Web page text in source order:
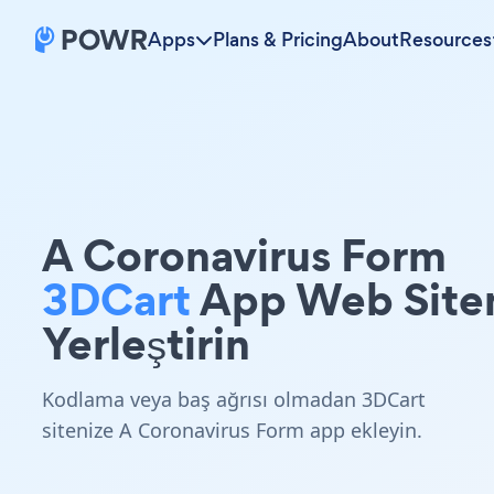
Apps Plans & PricingAboutResources
A Coronavirus Form
3DCartApp Web
Yerleştirin
Kodlama veya baş ağrısı olmadan 3DCart
sitenize A Coronavirus Form app ekleyin.